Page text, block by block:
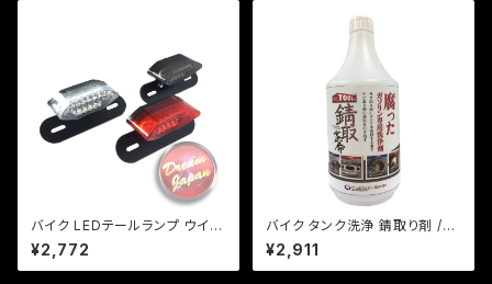
バイク LEDテールランプ ウイン
カー 一体型テール【レンズ色選
択】 汎用 ルーカス CB XJ SR
TW
¥2,772
バイク タンク洗浄 錆取り剤 /錆
取革命シリーズ 腐ったガソリン
の洗浄剤
¥2,911